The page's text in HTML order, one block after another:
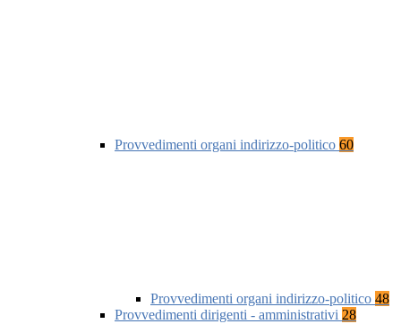
Provvedimenti organi indirizzo-politico 60
Provvedimenti organi indirizzo-politico 48
Provvedimenti dirigenti - amministrativi 28